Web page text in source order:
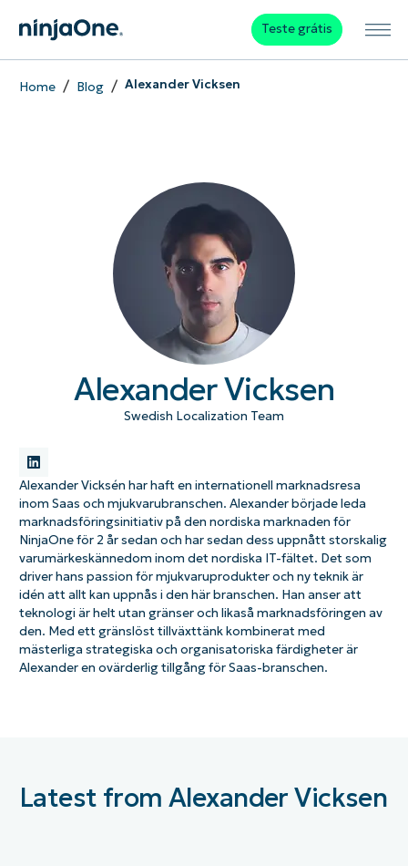
Teste grátis
Home/ Blog/ Alexander Vicksen
Alexander Vicksen
Swedish Localization Team
Alexander Vicksén har haft en internationell marknadsresa
inom Saas och mjukvarubranschen. Alexander började leda
marknadsföringsinitiativ på den nordiska marknaden för
NinjaOne för 2 år sedan och har sedan dess uppnått storskalig
varumärkeskännedom inom det nordiska IT-fältet. Det som
driver hans passion för mjukvaruprodukter och ny teknik är
idén att allt kan uppnås i den här branschen. Han anser att
teknologi är helt utan gränser och likaså marknadsföringen av
den. Med ett gränslöst tillväxttänk kombinerat med
mästerliga strategiska och organisatoriska färdigheter är
Alexander en ovärderlig tillgång för Saas-branschen.
Latest from Alexander Vicksen